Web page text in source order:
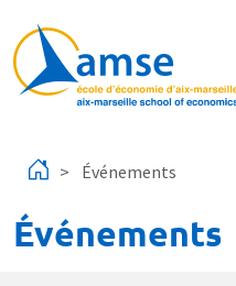
Événements
Événements